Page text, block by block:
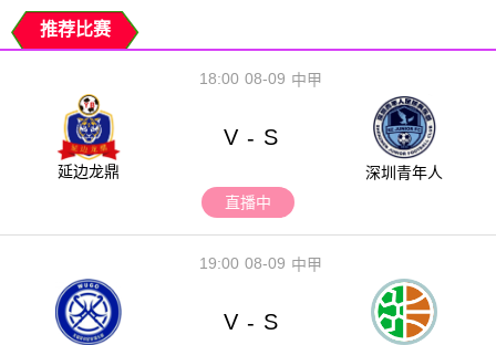
推荐比赛
08-09
18:00 中甲
延边龙鼎
V - S
深圳青年人
直播中
08-09
19:00 中甲
V - S